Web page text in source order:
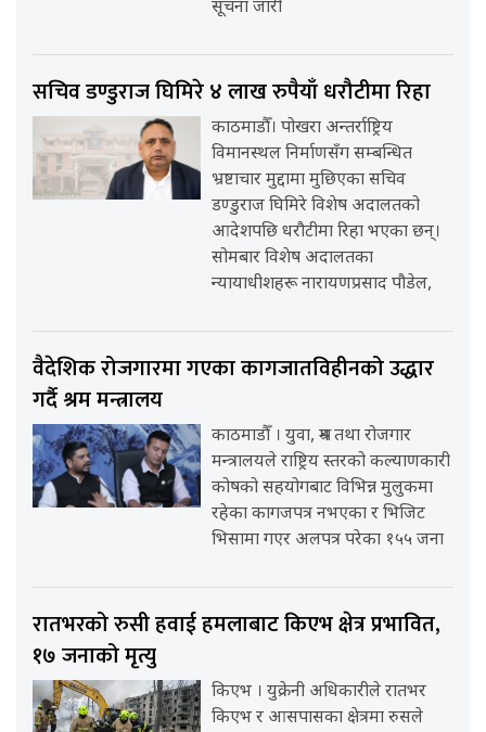
सूचना जारी
सचिव डण्डुराज घिमिरे ४ लाख रुपैयाँ धरौटीमा रिहा
काठमाडौँ। पोखरा अन्तर्राष्ट्रिय
विमानस्थल निर्माणसँग सम्बन्धित
भ्रष्टाचार मुद्दामा मुछिएका सचिव
डण्डुराज घिमिरे विशेष अदालतको
आदेशपछि धरौटीमा रिहा भएका छन्।
सोमबार विशेष अदालतका
न्यायाधीशहरू नारायणप्रसाद पौडेल,
वैदेशिक रोजगारमा गएका कागजातविहीनको उद्धार
गर्दै श्रम मन्त्रालय
काठमाडौँ । युवा, श्रम तथा रोजगार
मन्त्रालयले राष्ट्रिय स्तरको कल्याणकारी
कोषको सहयोगबाट विभिन्न मुलुकमा
रहेका कागजपत्र नभएका र भिजिट
भिसामा गएर अलपत्र परेका १५५ जना
रातभरको रुसी हवाई हमलाबाट किएभ क्षेत्र प्रभावित,
१७ जनाको मृत्यु
किएभ । युक्रेनी अधिकारीले रातभर
किएभ र आसपासका क्षेत्रमा रुसले